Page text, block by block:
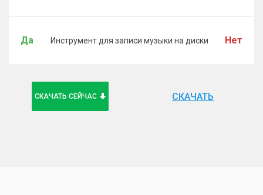
Да Инструмент для записи музыки на диски Нет
СКАЧАТЬ СЕЙЧАС СКАЧАТЬ